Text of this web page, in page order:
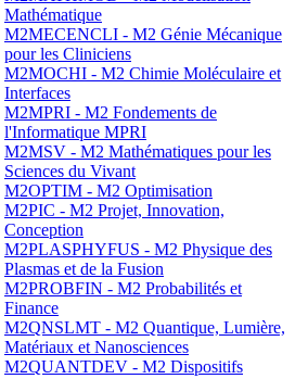
Mathématique
M2MECENCLI - M2 Génie Mécanique
pour les Cliniciens
M2MOCHI - M2 Chimie Moléculaire et
Interfaces
M2MPRI - M2 Fondements de
l'Informatique MPRI
M2MSV - M2 Mathématiques pour les
Sciences du Vivant
M2OPTIM - M2 Optimisation
M2PIC - M2 Projet, Innovation,
Conception
M2PLASPHYFUS - M2 Physique des
Plasmas et de la Fusion
M2PROBFIN - M2 Probabilités et
Finance
M2QNSLMT - M2 Quantique, Lumière,
Matériaux et Nanosciences
M2QUANTDEV - M2 Dispositifs